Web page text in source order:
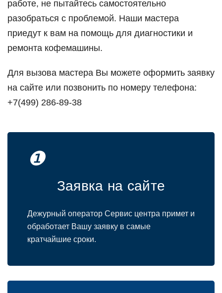
работе, не пытайтесь самостоятельно
разобраться с проблемой. Наши мастера
приедут к вам на помощь для диагностики и
ремонта кофемашины.
Для вызова мастера Вы можете оформить заявку
на сайте или позвонить по номеру телефона:
+7(499) 286-89-38
❶
Заявка на сайте
Дежурный оператор Сервис центра примет и
обработает Вашу заявку в самые
кратчайшие сроки.